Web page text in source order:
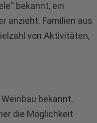
bekannt, ein
anzieht. Familien aus
von Aktivitäten,
bekannt.
die Möglichkeit